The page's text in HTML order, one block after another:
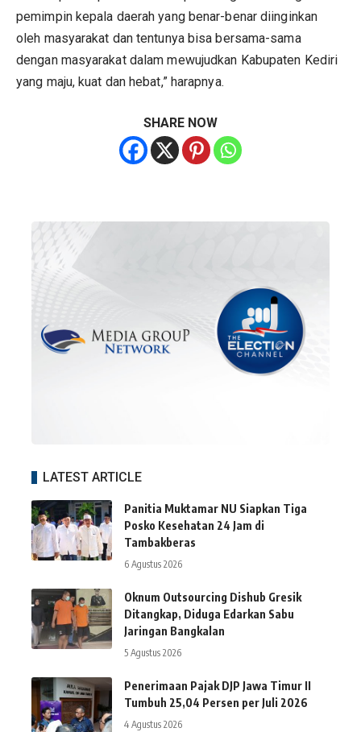
pemimpin kepala daerah yang benar-benar diinginkan
oleh masyarakat dan tentunya bisa bersama-sama
dengan masyarakat dalam mewujudkan Kabupaten Kediri
yang maju, kuat dan hebat,” harapnya.
SHARE NOW
LATEST ARTICLE
Panitia Muktamar NU Siapkan Tiga
Posko Kesehatan 24 Jam di
Tambakberas
6 Agustus 2026
Oknum Outsourcing Dishub Gresik
Ditangkap, Diduga Edarkan Sabu
Jaringan Bangkalan
5 Agustus 2026
Penerimaan Pajak DJP Jawa Timur II
Tumbuh 25,04 Persen per Juli 2026
4 Agustus 2026